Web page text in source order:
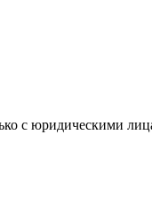
с юридическими